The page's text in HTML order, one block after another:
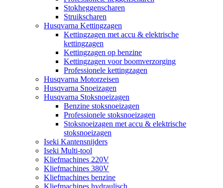
Stokheggenscharen
Struikscharen
Husqvarna Kettingzagen
Kettingzagen met accu & elektrische
kettingzagen
Kettingzagen op benzine
Kettingzagen voor boomverzorging
Professionele kettingzagen
Husqvarna Motorzeisen
Husqvarna Snoeizagen
Husqvarna Stoksnoeizagen
Benzine stoksnoeizagen
Professionele stoksnoeizagen
Stoksnoeizagen met accu & elektrische
stoksnoeizagen
Iseki Kantensnijders
Iseki Multi-tool
Kliefmachines 220V
Kliefmachines 380V
Kliefmachines benzine
Kliefmachines hydraulisch